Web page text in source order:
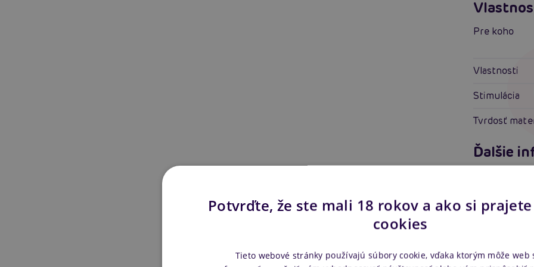
Pre koho
Vlastnosti
Stimulácia
Tvrdosť
Ďalšie
EAN
Ke
Potvrďte, že ste mali 18 rokov a ako si
cookies
Tieto webové stránky používajú súbory cookie, vďaka ktorým môže web